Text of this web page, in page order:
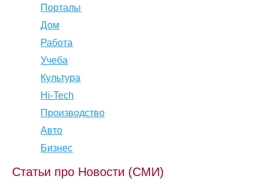
Порталы
Дом
Работа
Учеба
Культура
Hi-Tech
Производство
Авто
Бизнес
Статьи про Новости (СМИ)